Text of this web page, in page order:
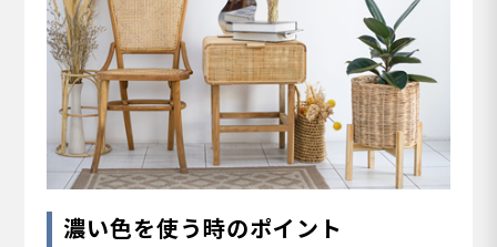
濃い色を使う時のポイント